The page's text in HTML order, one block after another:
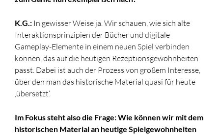
K.G.: In gewisser Weise ja. Wir schauen, wie sich alte
Interaktionsprinzipien der Bücher und digitale
Gameplay-Elemente in einem neuen Spiel verbinden
können, das auf die heutigen Rezeptionsgewohnheiten
passt. Dabei ist auch der Prozess von großem Interesse,
über den man das historische Material quasi für heute
‚übersetzt‘.
Im Fokus steht also die Frage: Wie können wir mit dem
historischen Material an heutige Spielgewohnheiten